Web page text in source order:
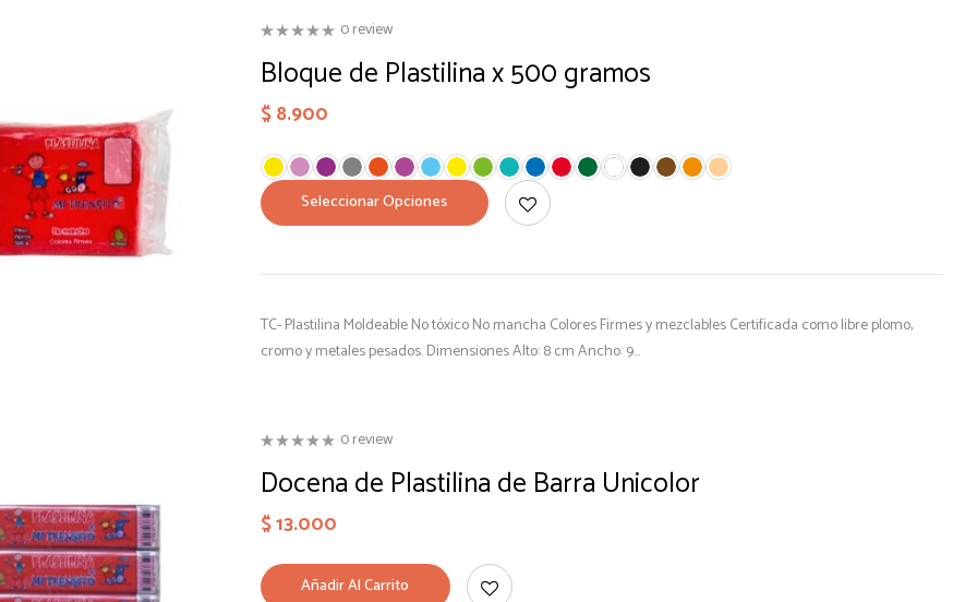
0 review
Bloque de Plastilina x 500 gramos
$8.900
Seleccionar Opciones
TC- Plastilina Moldeable No tóxico No mancha Colores Firmes y mezclables Certificada como libre plomo,
cromo y metales pesados. Dimensiones Alto: 8 cm Ancho: 9…
0 review
Docena de Plastilina de Barra Unicolor
$13.000
Añadir Al Carrito